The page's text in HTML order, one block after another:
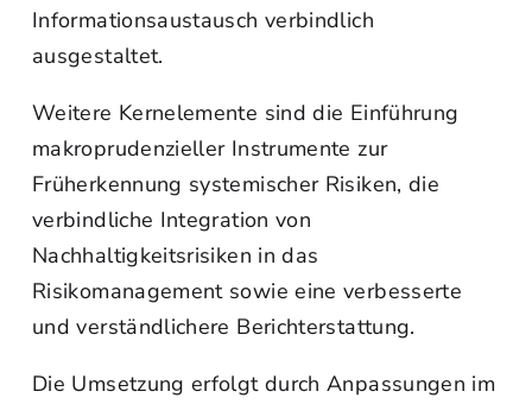
Informationsaustausch verbindlich
ausgestaltet.
Weitere Kernelemente sind die Einführung
makroprudenzieller Instrumente zur
Früherkennung systemischer Risiken, die
verbindliche Integration von
Nachhaltigkeitsrisiken in das
Risikomanagement sowie eine verbesserte
und verständlichere Berichterstattung.
Die Umsetzung erfolgt durch Anpassungen im